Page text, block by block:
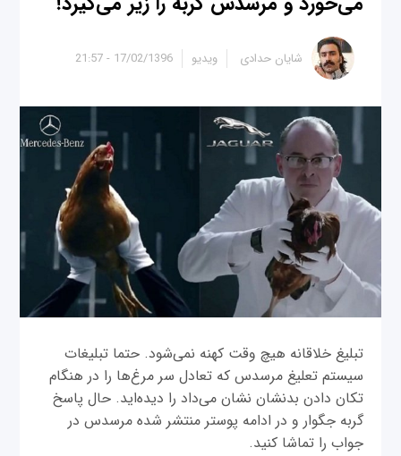
17/02/1396 - 21:57 شایان حدادی ویدیو
تبلیغ خلاقانه هیچ وقت کهنه نمی‌شود. حتما تبلیغات
سیستم تعلیغ مرسدس که تعادل سر مرغ‌ها را در هنگام
تکان دادن بدنشان نشان می‌داد را دیده‌اید. حال پاسخ
گربه جگوار و در ادامه پوستر منتشر شده مرسدس در
جواب را تماشا کنید.